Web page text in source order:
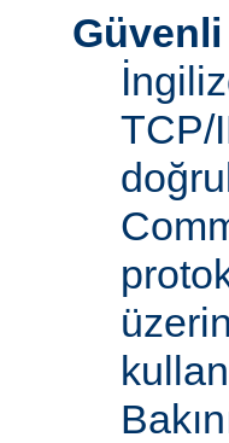
Güvenli
TCP/